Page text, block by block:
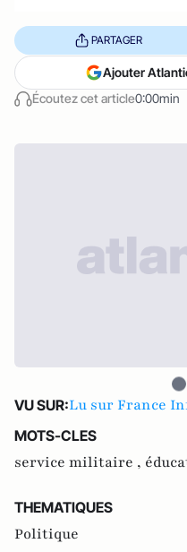
Écoutez cet article0:00min
PARTAGER
Ajouter
VU SUR:Lu sur France
MOTS-CLES
service militaire ,
THEMATIQUES
Politique